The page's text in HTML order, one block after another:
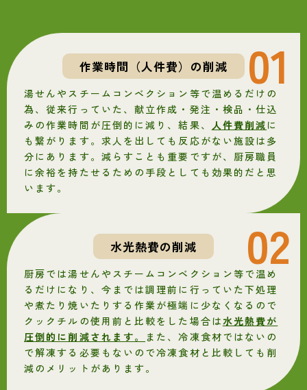
01
作業時間（人件費）の削減
湯せんやスチームコンベクション等で温めるだけの
為、従来行っていた、献立作成・発注・検品・仕込
みの作業時間が圧倒的に減り、結果、 人件費削減 に
も繋がります。求人を出しても反応がない施設は多
分にあります。減らすことも重要ですが、厨房職員
に余裕を持たせるための手段としても効果的だと思
います。
02
水光熱費の削減
厨房では湯せんやスチームコンベクション等で温め
るだけになり、今までは調理前に行っていた下処理
や煮たり焼いたりする作業が極端に少なくなるので
クックチルの使用前と比較をした場合は水光熱費が
圧倒的に削減されます。
また、冷凍食材ではないの
で解凍する必要もないので冷凍食材と比較しても削
減のメリットがあります。